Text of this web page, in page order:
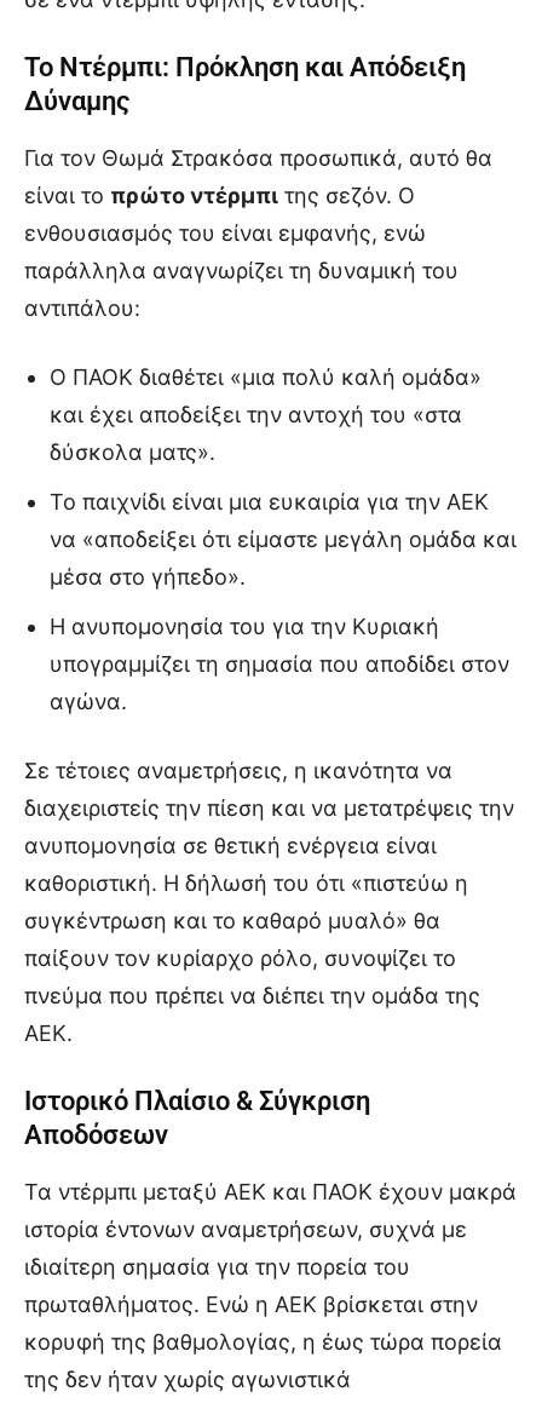
Το Ντέρμπι: Πρόκληση και Απόδειξη
Δύναμης
Για τον Θωμά Στρακόσα προσωπικά, αυτό θα
είναι το πρώτο ντέρμπι της σεζόν. Ο
ενθουσιασμός του είναι εμφανής, ενώ
παράλληλα αναγνωρίζει τη δυναμική του
αντιπάλου:
Ο ΠΑΟΚ διαθέτει «μια πολύ καλή ομάδα»
και έχει αποδείξει την αντοχή του «στα
δύσκολα ματς».
Το παιχνίδι είναι μια ευκαιρία για την ΑΕΚ
να «αποδείξει ότι είμαστε μεγάλη ομάδα και
μέσα στο γήπεδο».
Η ανυπομονησία του για την Κυριακή
υπογραμμίζει τη σημασία που αποδίδει στον
αγώνα.
Σε τέτοιες αναμετρήσεις, η ικανότητα να
διαχειριστείς την πίεση και να μετατρέψεις την
ανυπομονησία σε θετική ενέργεια είναι
καθοριστική. Η δήλωσή του ότι «πιστεύω η
συγκέντρωση και το καθαρό μυαλό» θα
παίξουν τον κυρίαρχο ρόλο, συνοψίζει το
πνεύμα που πρέπει να διέπει την ομάδα της
ΑΕΚ.
Ιστορικό Πλαίσιο & Σύγκριση
Αποδόσεων
Τα ντέρμπι μεταξύ ΑΕΚ και ΠΑΟΚ έχουν μακρά
ιστορία έντονων αναμετρήσεων, συχνά με
ιδιαίτερη σημασία για την πορεία του
πρωταθλήματος. Ενώ η ΑΕΚ βρίσκεται στην
κορυφή της βαθμολογίας, η έως τώρα πορεία
της δεν ήταν χωρίς αγωνιστικά